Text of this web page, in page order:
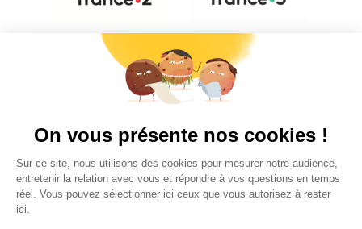
Liens utiles
Informations personnelles et vie privée
FAQ - réponses à vos questions
Contact
On vous présente nos cookies !
Sur ce site, nous utilisons des cookies pour mesurer notre audience,
entretenir la relation avec vous et répondre à vos questions en temps
réel. Vous pouvez sélectionner ici ceux que vous autorisez à rester
ici.